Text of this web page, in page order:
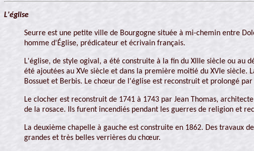
L'église
Seurre est une petite ville de Bourgogne située à mi-chemin entre
homme d'Église, prédicateur et écrivain français.
L'église, de style ogival, a été construite à la fin du XIIIe siècle ou au
été ajoutées au XVe siècle et dans la première moitié du XVIe
Bossuet et Berbis. Le chœur de l'église est reconstruit et prolongé
Le clocher est reconstruit de 1741 à 1743 par Jean Thomas,
de la rosace. Ils furent incendiés pendant les guerres de religion et
La deuxième chapelle à gauche est construite en 1862. Des travaux
grandes et très belles verrières du chœur.